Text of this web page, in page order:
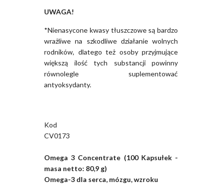
UWAGA!
*Nienasycone kwasy tłuszczowe są bardzo
wrażliwe na szkodliwe działanie wolnych
rodników, dlatego też osoby przyjmujące
większą ilość tych substancji powinny
równolegle suplementować
antyoksydanty.
Kod
CV0173
Omega 3 Concentrate (100 Kapsułek -
masa netto: 80,9 g)
Omega-3 dla serca, mózgu, wzroku